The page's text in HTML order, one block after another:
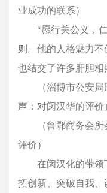
业成功的联系）
“愿行关公义，仁
则。他的人格魅力
也结交了许多肝胆相
（淄博市公安局
声：对闵汉华的评价）
（鲁鄂商务会所
评价）
在闵汉化的带领
拓创新、突破自我